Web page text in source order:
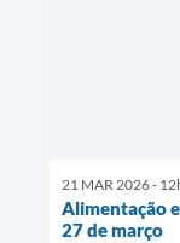
21 MAR 2026 -
Alimentação
27 de março